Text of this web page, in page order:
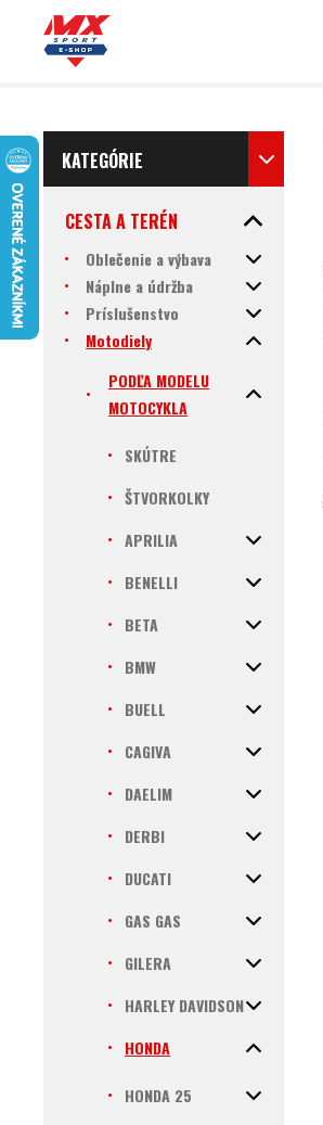
KATEGÓRIE
CESTA A TERÉN
Oblečenie a výbava
Náplne a údržba
Príslušenstvo
Motodiely
PODĽA MODELU
MOTOCYKLA
SKÚTRE
ŠTVORKOLKY
APRILIA
BENELLI
BETA
BMW
BUELL
CAGIVA
DAELIM
DERBI
DUCATI
GAS GAS
GILERA
HARLEY DAVIDSON
HONDA
HONDA 25